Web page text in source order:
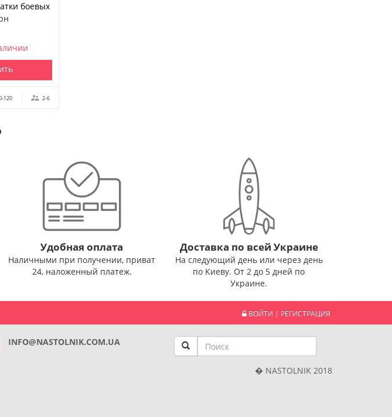
боевых
в Хоромах
120 2-6
Удобная оплата
Наличными при получении, приват
24, наложенный платеж.
Доставка по всей Украине
На следующий день или через день
по Киеву. От 2 до 5 дней по
Украине.
ВОЙТИ | РЕГИСТРАЦИЯ
INFO@NASTOLNIK.COM.UA
� NASTOLNIK 2018